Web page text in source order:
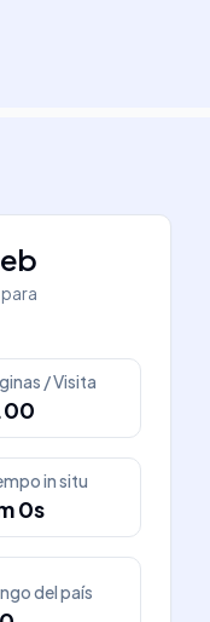
/ Visita
in situ
0s
del país